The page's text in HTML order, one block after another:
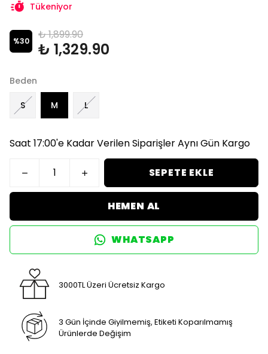
Tükeniyor
%30 ₺ 1,899.90
₺ 1,329.90
Beden
S M L
Saat 17:00'e Kadar Verilen Siparişler Aynı Gün Kargo
SEPETE EKLE
HEMEN AL
WHATSAPP
3000TL Üzeri Ücretsiz Kargo
3 Gün İçinde Giyilmemiş, Etiketi Koparılmamış
Ürünlerde Değişim